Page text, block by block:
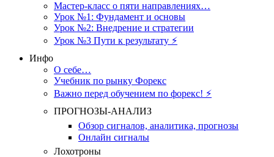
Мастер-класс о пяти направлениях…
Урок №1: Фундамент и основы
Урок №2: Внедрение и стратегии
Урок №3 Пути к результату ⚡️
Инфо
О себе…
Учебник по рынку Форекс
Важно перед обучением по форекс! ⚡
ПРОГНОЗЫ-АНАЛИЗ
Обзор сигналов, аналитика, прогнозы
Онлайн сигналы
Лохотроны